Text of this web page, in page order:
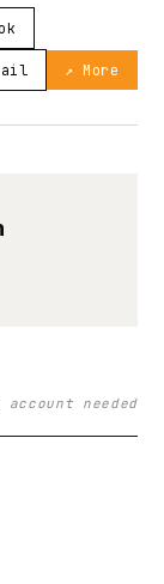
↗ More
account needed